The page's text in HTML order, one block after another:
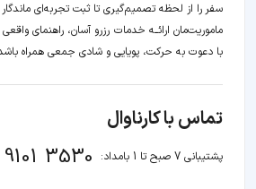
سفر را از لحظه‌ تصمیم‌گیری تا ثبت تجربه‌ای
ماموریت‌مان اراﺋــﻪ خدمات رزرو آسان، راهنمای
با دعوت به حرکت، پویایی و شادی جمعی همراه
تماس با کارناوال
پشتیبانی 7 صبح تا 1 بامداد: 9101 3530